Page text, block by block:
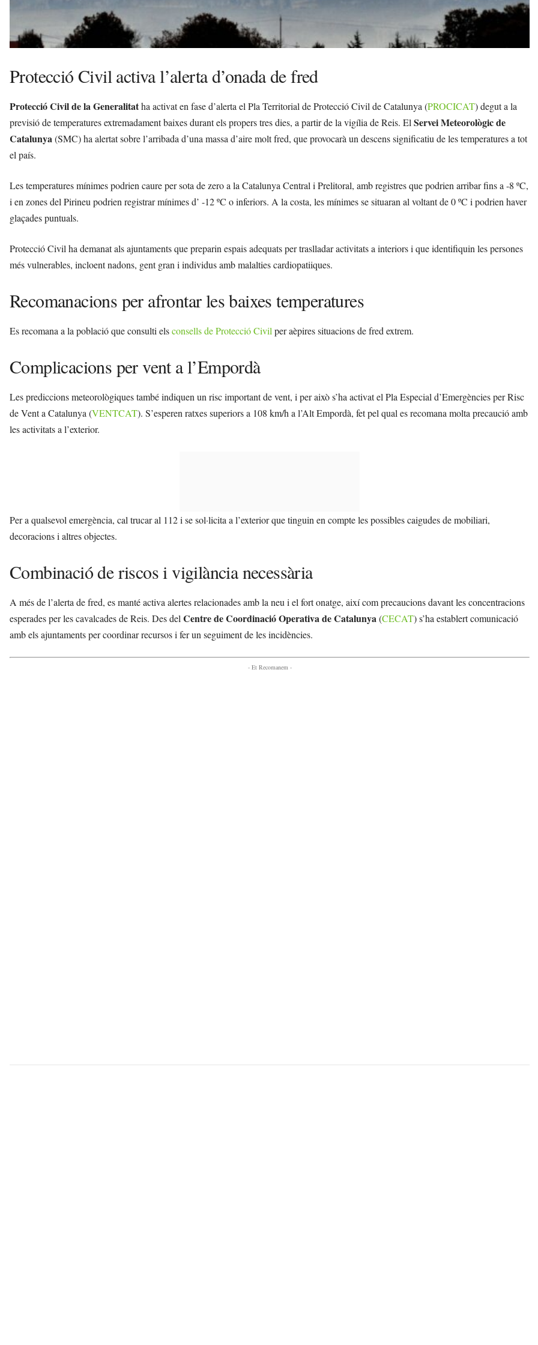
Protecció Civil activa l’alerta d’onada de fred
Protecció Civil de la Generalitatha activat en fase d’alerta el Pla Territorial de Protecció Civil de Catalunya (PROCICAT) degut a la
previsió de temperatures extremadament baixes durant els propers tres dies, a partir de la vigília de Reis. El Servei Meteorològic de
Catalunya(SMC) ha alertat sobre l’arribada d’una massa d’aire molt fred, que provocarà un descens significatiu de les temperatures a tot
el país.
Les temperatures mínimes podrien caure per sota de zero a la Catalunya Central i Prelitoral, amb registres que podrien arribar fins a -8 ºC,
i en zones del Pirineu podrien registrar mínimes d’ -12 ºC o inferiors. A la costa, les mínimes se situaran al voltant de 0 ºC i podrien haver
glaçades puntuals.
Protecció Civil ha demanat als ajuntaments que preparin espais adequats per traslladar activitats a interiors i que identifiquin les persones
més vulnerables, incloent nadons, gent gran i individus amb malalties cardiopatiiques.
Recomanacions per afrontar les baixes temperatures
Es recomana a la població que consulti elsconsells de Protecció Civil per aèpires situacions de fred extrem.
Complicacions per vent a l’Empordà
Les prediccions meteorològiques també indiquen un risc important de vent, i per això s’ha activat el Pla Especial d’Emergències per Risc
de Vent a Catalunya (VENTCAT). S’esperen ratxes superiors a 108 km/h a l’Alt Empordà, fet pel qual es recomana molta precaució amb
les activitats a l’exterior.
Per a qualsevol emergència, cal trucar al 112 i se sol·licita a l’exterior que tinguin en compte les possibles caigudes de mobiliari,
decoracions i altres objectes.
Combinació de riscos i vigilància necessària
A més de l’alerta de fred, es manté activa alertes relacionades amb la neu i el fort onatge, així com precaucions davant les concentracions
esperades per les cavalcades de Reis. Des del Centre de Coordinació Operativa de Catalunya(CECAT) s’ha establert comunicació
amb els ajuntaments per coordinar recursos i fer un seguiment de les incidències.
- Et Recomanem -